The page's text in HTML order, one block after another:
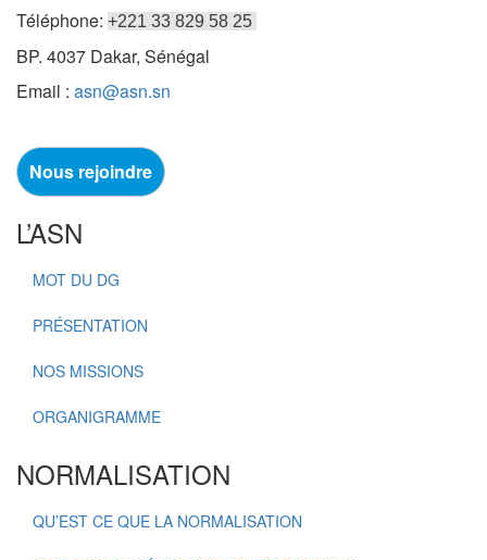
Téléphone: +221 33 829 58 25
BP. 4037 Dakar, Sénégal
Email : asn@asn.sn
Nous rejoindre
L’ASN
MOT DU DG
PRÉSENTATION
NOS MISSIONS
ORGANIGRAMME
NORMALISATION
QU’EST CE QUE LA NORMALISATION